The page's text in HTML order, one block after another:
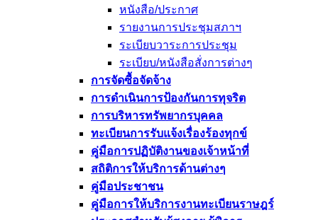
หนังสือ/ประกาศ
รายงานการประชุมสภาฯ
ระเบียบวาระการประชุม
ระเบียบ/หนังสือสั่งการต่างๆ
การจัดซื้อจัดจ้าง
การดำเนินการป้องกันการทุจริต
การบริหารทรัพยากรบุคคล
ทะเบียนการรับแจ้งเรื่องร้องทุกข์
คู่มือการปฏิบัติงานของเจ้าหน้าที่
สถิติการให้บริการด้านต่างๆ
คู่มือประชาชน
คู่มือการให้บริการงานทะเบียนราษฎร์